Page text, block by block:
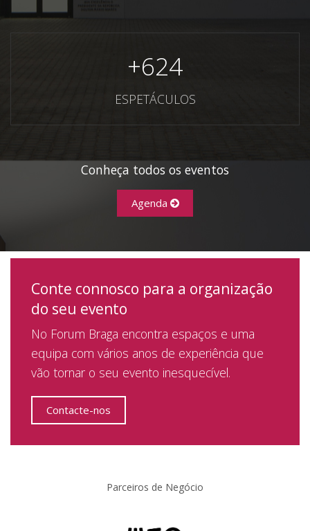
+624
ESPETÁCULOS
Conheça todos os eventos
Agenda
Conte connosco para a organização
do seu evento
No Forum Braga encontra espaços e uma
equipa com vários anos de experiência que
vão tornar o seu evento inesquecível.
Contacte-nos
Parceiros de Negócio